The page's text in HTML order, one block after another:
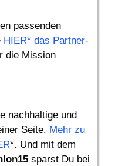
passenden
HIER* das Partner-
die Mission
nachhaltige und
Seite. Mehr zu
*. Und mit dem
sparst Du bei